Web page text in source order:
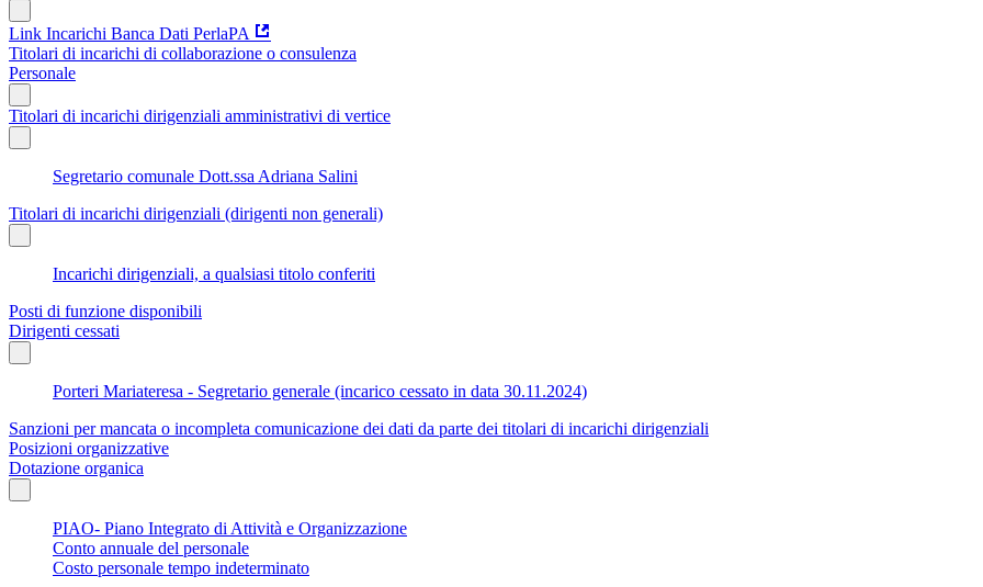
Link Incarichi Banca Dati PerlaPA
Titolari di incarichi di collaborazione o consulenza
Personale
Titolari di incarichi dirigenziali amministrativi di vertice
Segretario comunale Dott.ssa Adriana Salini
Titolari di incarichi dirigenziali (dirigenti non generali)
Incarichi dirigenziali, a qualsiasi titolo conferiti
Posti di funzione disponibili
Dirigenti cessati
Porteri Mariateresa - Segretario generale (incarico cessato in data 30.11.2024)
Sanzioni per mancata o incompleta comunicazione dei dati da parte dei titolari di incarichi dirigenziali
Posizioni organizzative
Dotazione organica
PIAO- Piano Integrato di Attività e Organizzazione
Conto annuale del personale
Costo personale tempo indeterminato